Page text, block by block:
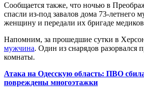
Сообщается также, что ночью в
спасли из-под завалов дома 73-
женщину и передали их бригаде
Напомним, за прошедшие сутки в
мужчина. Один из снарядов разорвался
комнаты.
Атака на Одесскую область: ПВО
повреждены многоэтажки